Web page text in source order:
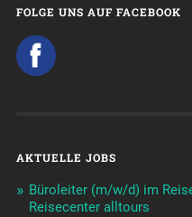
FOLGE UNS AUF FACEBOOK
AKTUELLE JOBS
Büroleiter (m/w/d) im
Reisecenter alltours